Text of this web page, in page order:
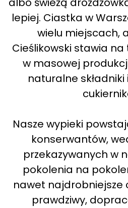
lepiej. Ciastka w
wielu miejscach,
Cieślikowski stawia
w masowej
naturalne
Nasze wypieki
konserwantów,
przekazywanych w
pokolenia na
nawet najdrobniejsze
prawdziwy,